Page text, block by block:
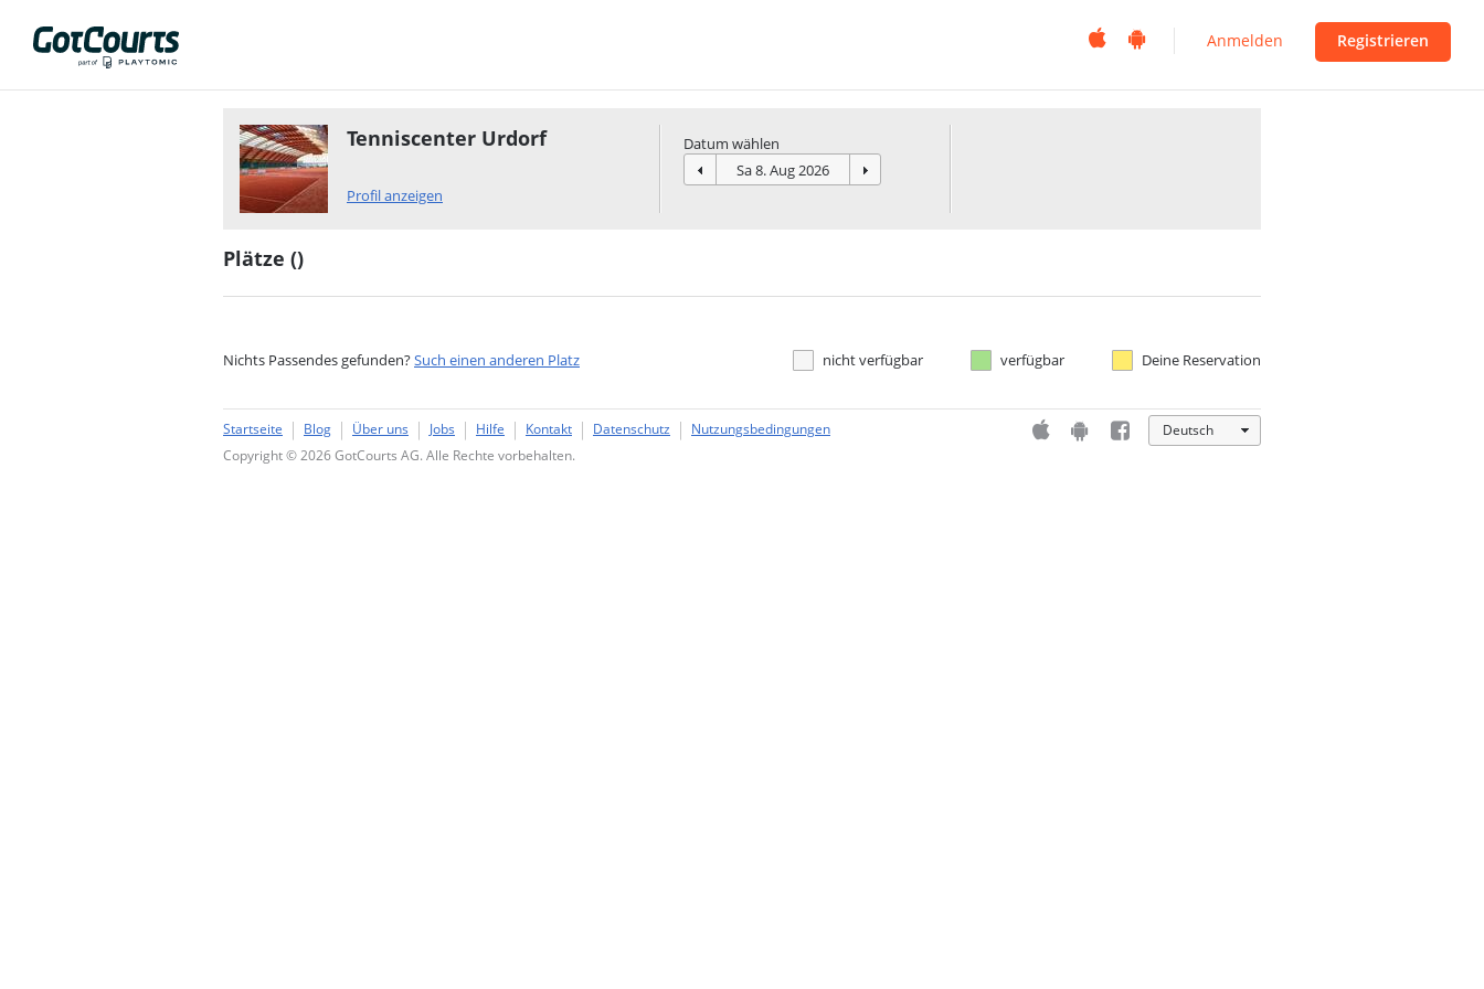
  Anmelden Registrieren
Tenniscenter Urdorf
Profil anzeigen
Datum wählen
Plätze ()
Nichts Passendes gefunden?Such einen anderen Platz nicht verfügbar verfügbar Deine Reservation
Startseite Blog Über uns Jobs Hilfe Kontakt Datenschutz Nutzungsbedingungen   
Deutsch
Copyright © 2026 GotCourts AG. Alle Rechte vorbehalten.